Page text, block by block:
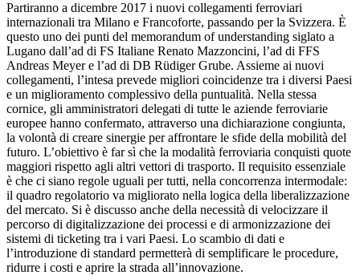
Partiranno a dicembre 2017 i nuovi collegamenti ferroviari
internazionali tra Milano e Francoforte, passando per la Svizzera. È
questo uno dei punti del memorandum of understanding siglato a
Lugano dall’ad di FS Italiane Renato Mazzoncini, l’ad di FFS
Andreas Meyer e l’ad di DB Rüdiger Grube. Assieme ai nuovi
collegamenti, l’intesa prevede migliori coincidenze tra i diversi Paesi
e un miglioramento complessivo della puntualità. Nella stessa
cornice, gli amministratori delegati di tutte le aziende ferroviarie
europee hanno confermato, attraverso una dichiarazione congiunta,
la volontà di creare sinergie per affrontare le sfide della mobilità del
futuro. L’obiettivo è far sì che la modalità ferroviaria conquisti quote
maggiori rispetto agli altri vettori di trasporto. Il requisito essenziale
è che ci siano regole uguali per tutti, nella concorrenza intermodale:
il quadro regolatorio va migliorato nella logica della liberalizzazione
del mercato. Si è discusso anche della necessità di velocizzare il
percorso di digitalizzazione dei processi e di armonizzazione dei
sistemi di ticketing tra i vari Paesi. Lo scambio di dati e
l’introduzione di standard permetterà di semplificare le procedure,
ridurre i costi e aprire la strada all’innovazione.